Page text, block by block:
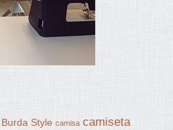
Burda Style camisa camiseta